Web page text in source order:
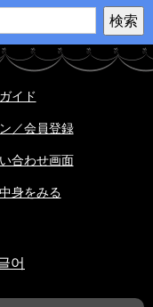
イド
／会員登録
合わせ画面
身をみる
어